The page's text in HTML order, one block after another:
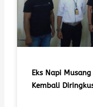
Eks Napi
Kembali